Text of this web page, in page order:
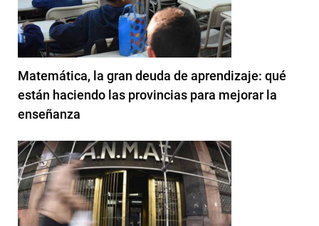
Matemática, la gran deuda de aprendizaje: qué
están haciendo las provincias para mejorar la
enseñanza